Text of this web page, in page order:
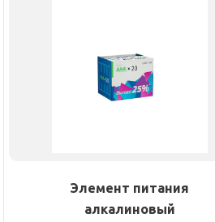
Элемент питания
алкалиновый